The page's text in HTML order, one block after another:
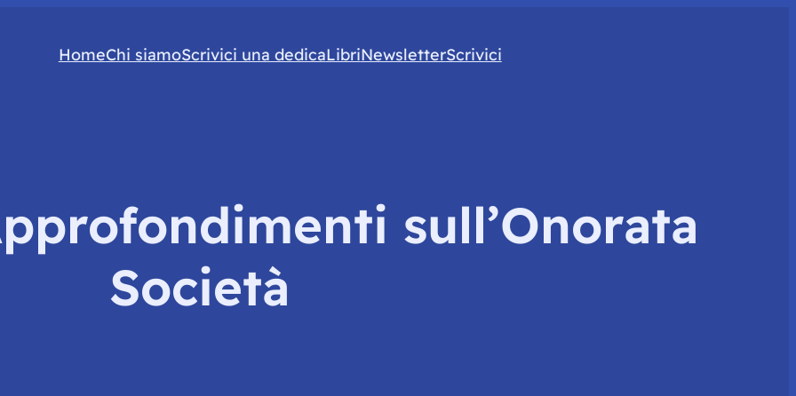
HomeChi siamoScrivici una dedicaLibriNewsletterScrivici
sull’Onorata
Società